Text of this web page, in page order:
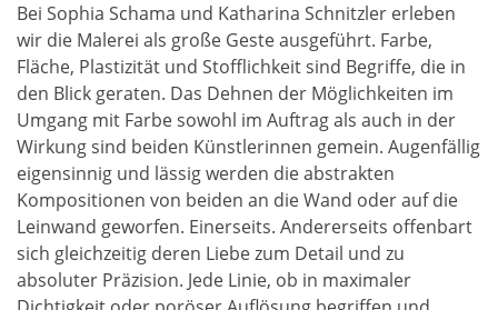
Bei Sophia Schama und Katharina Schnitzler erleben
wir die Malerei als große Geste ausgeführt. Farbe,
Fläche, Plastizität und Stofflichkeit sind Begriffe, die in
den Blick geraten. Das Dehnen der Möglichkeiten im
Umgang mit Farbe sowohl im Auftrag als auch in der
Wirkung sind beiden Künstlerinnen gemein. Augenfällig
eigensinnig und lässig werden die abstrakten
Kompositionen von beiden an die Wand oder auf die
Leinwand geworfen. Einerseits. Andererseits offenbart
sich gleichzeitig deren Liebe zum Detail und zu
absoluter Präzision. Jede Linie, ob in maximaler